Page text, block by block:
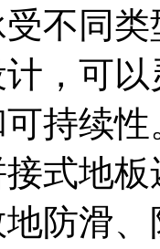
不同
，可
持续性
式地
防滑